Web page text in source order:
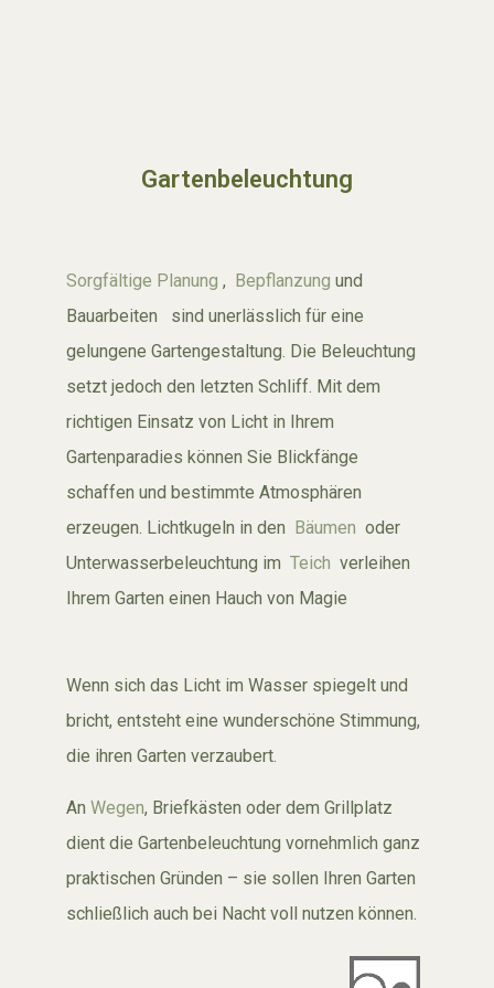
Gartenbeleuchtung
Sorgfältige Planung , Bepflanzung und
Bauarbeiten sind unerlässlich für eine
gelungene Gartengestaltung. Die Beleuchtung
setzt jedoch den letzten Schliff. Mit dem
richtigen Einsatz von Licht in Ihrem
Gartenparadies können Sie Blickfänge
schaffen und bestimmte Atmosphären
erzeugen. Lichtkugeln in den Bäumen oder
Unterwasserbeleuchtung im Teich verleihen
Ihrem Garten einen Hauch von Magie
Wenn sich das Licht im Wasser spiegelt und
bricht, entsteht eine wunderschöne Stimmung,
die ihren Garten verzaubert.
An Wegen, Briefkästen oder dem Grillplatz
dient die Gartenbeleuchtung vornehmlich ganz
praktischen Gründen – sie sollen Ihren Garten
schließlich auch bei Nacht voll nutzen können.